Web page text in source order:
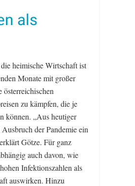
als
heimische Wirtschaft ist
Monate mit großer
zu kämpfen, die je
können. „Aus heutiger
der Pandemie ein
Götze. Für ganz
auch davon, wie
Infektionszahlen als
auswirken. Hinzu